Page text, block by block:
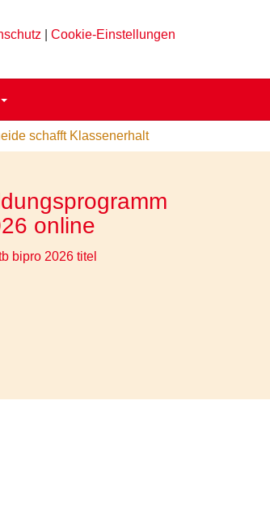
Cookie-Einstellungen
schafft Klassenerhalt
online